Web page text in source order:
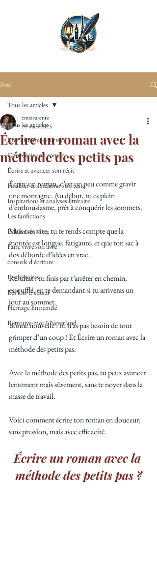
Post
Tous les articles
Mes histoires courtes
Concevoir son roman
Écrire et avancer son récit
Finaliser et améliorer son texte
Inspirations et analyses littéraire
Les fanfictions
Publier son livre
Faire vivre son livre
conseils d'écriture
Les histoires
Les kits d'auteur
Héritage Entremêlé
Retrouve-moi à Neverland
Tous les articles
Écrire un roman avec la
méthode des petits pas
emievarentz
21 mars 2025
Écrire un roman, c’est un peu comme gravir
une montagne. Au début, tu es plein
d’enthousiasme, prêt à conquérir les sommets.
Mais très vite, tu te rends compte que la
montée est longue, fatigante, et que ton sac à
dos déborde d’idées en vrac.
Résultat : tu finis par t’arrêter en chemin,
essoufflé, en te demandant si tu arriveras un
jour au sommet.
Bonne nouvelle : tu n’as pas besoin de tout
grimper d’un coup ! Et Écrire un roman avec la
méthode des petits pas.
Avec la méthode des petits pas, tu peux avancer
lentement mais sûrement, sans te noyer dans la
masse de travail.
Voici comment écrire ton roman en douceur,
sans pression, mais avec efficacité.
Écrire un roman avec la
méthode des petits pas ?